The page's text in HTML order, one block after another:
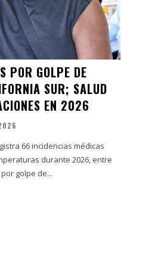
POR GOLPE DE
SUR; SALUD
EN 2026
66 incidencias médicas
durante 2026, entre
golpe de...